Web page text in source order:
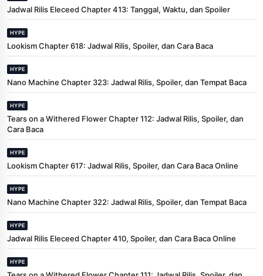
Jadwal Rilis Eleceed Chapter 413: Tanggal, Waktu, dan Spoiler
HYPE
Lookism Chapter 618: Jadwal Rilis, Spoiler, dan Cara Baca
HYPE
Nano Machine Chapter 323: Jadwal Rilis, Spoiler, dan Tempat Baca
HYPE
Tears on a Withered Flower Chapter 112: Jadwal Rilis, Spoiler, dan
Cara Baca
HYPE
Lookism Chapter 617: Jadwal Rilis, Spoiler, dan Cara Baca Online
HYPE
Nano Machine Chapter 322: Jadwal Rilis, Spoiler, dan Tempat Baca
HYPE
Jadwal Rilis Eleceed Chapter 410, Spoiler, dan Cara Baca Online
HYPE